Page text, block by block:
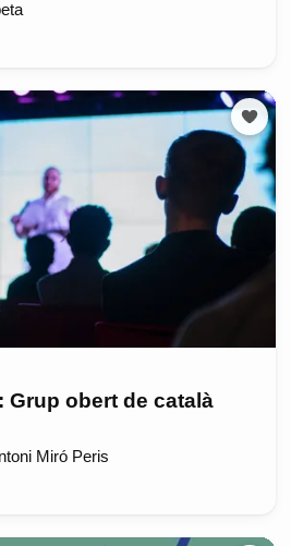
Grup obert de català
Miró Peris